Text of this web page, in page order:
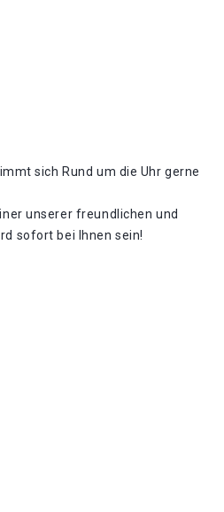
sich Rund um die Uhr gerne
unserer freundlichen und
sofort bei Ihnen sein!